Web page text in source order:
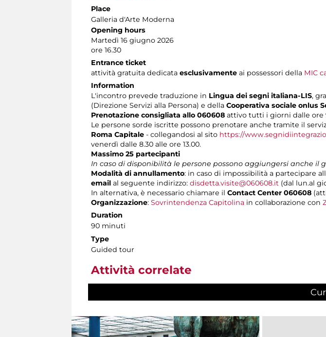
Place
Galleria d'Arte Moderna
Opening hours
Martedì 16 giugno 2026
ore 16.30
Entrance ticket
attività gratuita dedicata esclusivamente ai possessori della MIC
Information
L'incontro prevede traduzione in Lingua dei segni italiana-LIS,
(Direzione Servizi alla Persona) e della Cooperativa sociale onlus
Prenotazione consigliata allo 060608 attivo tutti i giorni dalle ore
Le persone sorde iscritte possono prenotare anche tramite il
Roma Capitale - collegandosi al sito https://
venerdì dalle 8.30 alle ore 13.00.
Massimo 25 partecipanti
In caso di disponibilità le persone possono aggiungersi anche il
Modalità di annullamento: in caso di impossibilità a partecipare
email al seguente indirizzo: disdetta.visite@060608.it (dal lun.al
In alternativa, è necessario chiamare il Contact Center 060608
Organizzazione: Sovrintendenza Capitolina in collaborazione con
Duration
90 minuti
Type
Guided tour
Attività correlate